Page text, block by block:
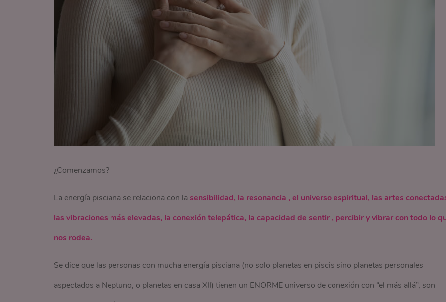
¿Comenzamos?
La energía pisciana se relaciona con la sensibilidad, la resonancia , el universo espiritual, las artes
las vibraciones más elevadas, la conexión telepática, la capacidad de sentir , percibir y vibrar con todo lo
nos rodea.
Se dice que las personas con mucha energía pisciana (no solo planetas en piscis sino planetas personales
aspectados a Neptuno, o planetas en casa XII) tienen un ENORME universo de conexión con “el más allá”, son